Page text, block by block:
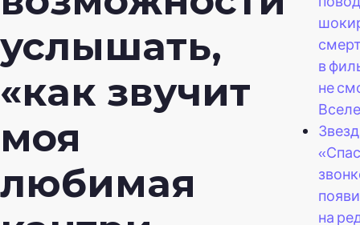
услышать,
«как звучит
моя
любимая
в
не
на